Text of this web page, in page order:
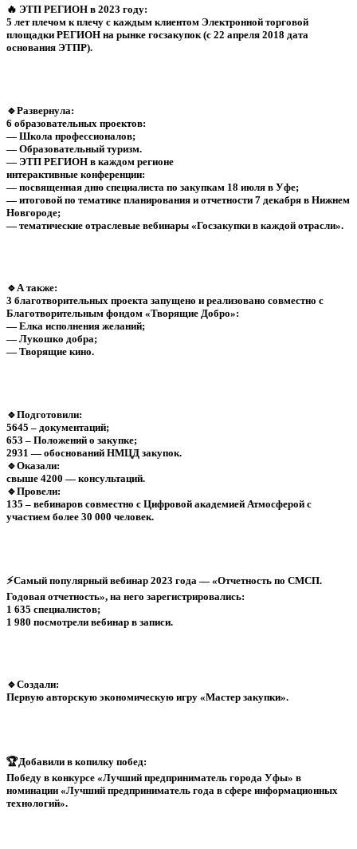
🔥 ЭТП РЕГИОН в 2023 году:
5 лет плечом к плечу с каждым клиентом Электронной торговой
площадки РЕГИОН на рынке госзакупок (с 22 апреля 2018 дата
основания ЭТПР).
🔹Развернула:
6 образовательных проектов:
— Школа профессионалов;
— Образовательный туризм.
— ЭТП РЕГИОН в каждом регионе
интерактивные конференции:
— посвященная дню специалиста по закупкам 18 июля в Уфе;
— итоговой по тематике планирования и отчетности 7 декабря в Нижнем
Новгороде;
— тематические отраслевые вебинары «Госзакупки в каждой отрасли».
🔹А также:
3 благотворительных проекта запущено и реализовано совместно с
Благотворительным фондом «Творящие Добро»:
— Елка исполнения желаний;
— Лукошко добра;
— Творящие кино.
🔹Подготовили:
5645 – документаций;
653 – Положений о закупке;
2931 — обоснований НМЦД закупок.
🔹Оказали:
свыше 4200 — консультаций.
🔹Провели:
135 – вебинаров совместно с Цифровой академией Атмосферой с
участием более 30 000 человек.
⚡️Самый популярный вебинар 2023 года — «Отчетность по СМСП.
Годовая отчетность», на него зарегистрировались:
1 635 специалистов;
1 980 посмотрели вебинар в записи.
🔹Создали:
Первую авторскую экономическую игру «Мастер закупки».
🏆Добавили в копилку побед:
Победу в конкурсе «Лучший предприниматель города Уфы» в
номинации «Лучший предприниматель года в сфере информационных
технологий».